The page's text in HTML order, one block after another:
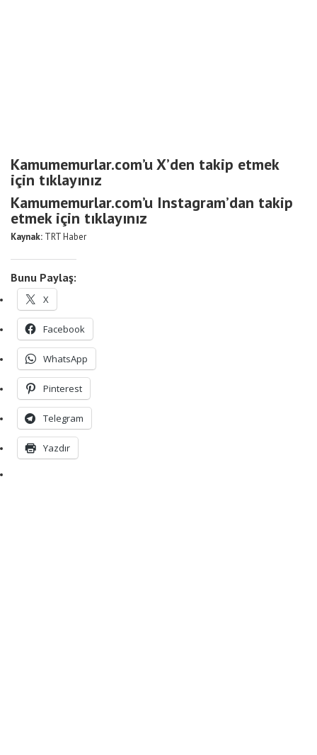
Kamumemurlar.com’u X’den takip etmek
için tıklayınız
Kamumemurlar.com’u Instagram’dan takip
etmek için tıklayınız
Kaynak: TRT Haber
Bunu Paylaş:
X
Facebook
WhatsApp
Pinterest
Telegram
Yazdır